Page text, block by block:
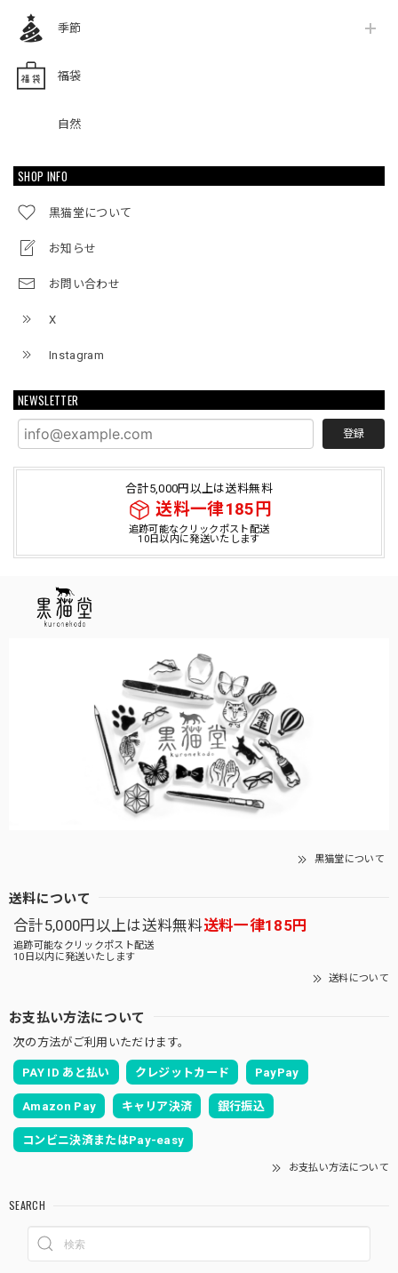
季節
福袋
自然
SHOP INFO
黒猫堂について
お知らせ
お問い合わせ
X
Instagram
NEWSLETTER
登録
合計5,000円以上は送料無料
送料一律185円
追跡可能なクリックポスト配送
10日以内に発送いたします
黒猫堂について
送料について
合計5,000円以上は送料無料送料一律185円
追跡可能なクリックポスト配送
10日以内に発送いたします
送料について
お支払い方法について
次の方法がご利用いただけます。
PAY ID あと払い クレジットカード PayPay
Amazon Pay キャリア決済 銀行振込
コンビニ決済またはPay-easy
お支払い方法について
SEARCH